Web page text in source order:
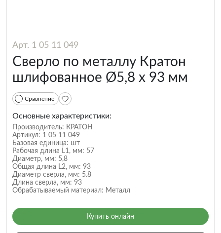
Арт. 1 05 11 049
Сверло по металлу Кратон
шлифованное Ø5,8 х 93 мм
Сравнение
Основные характеристики:
Производитель: КРАТОН
Артикул: 1 05 11 049
Базовая единица: шт
Рабочая длина L1, мм: 57
Диаметр, мм: 5,8
Общая длина L2, мм: 93
Диаметр сверла, мм: 5.8
Длина сверла, мм: 93
Обрабатываемый материал: Металл
Купить онлайн